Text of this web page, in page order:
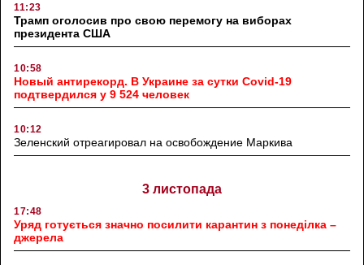
11:23
Трамп оголосив про свою перемогу на виборах
президента США
10:58
Новый антирекорд. В Украине за сутки Covid-19
подтвердился у 9 524 человек
10:12
Зеленский отреагировал на освобождение Маркива
3 листопада
17:48
Уряд готується значно посилити карантин з понеділка –
джерела